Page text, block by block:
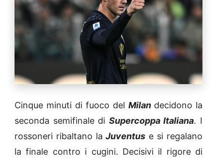
Cinque minuti di fuoco del Milan decidono la
seconda semifinale di Supercoppa Italiana. I
rossoneri ribaltano la Juventus e si regalano
la finale contro i cugini. Decisivi il rigore di